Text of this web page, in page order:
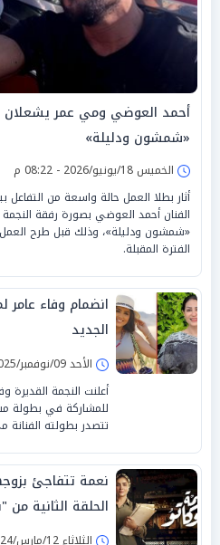
أحمد العوضي ومي عمر
«شمشون ودليلة»
الخميس 18/يونيو/2026 - 08:22 م
أثار بطلا العمل حالة واسعة من
الفنان أحمد العوضي بصورة رفقة
«شمشون ودليلة»، وذلك قبل طرح
الفترة المقبلة.
انضمام وفاء
الجديد
الأحد 09/نوفمبر/2025 - 08:53 م
أعلنت النجمة القديرة
للمشاركة في بطولة
تتصدر بطولته الفنانة
نعمة تتفاجئ
الحلقة الثانية من
الثلاثاء 12/مارس/2024 - 09:33 م